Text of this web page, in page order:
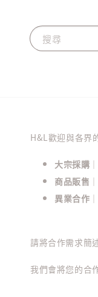
搜尋
H&L歡迎與各界
大宗採購
商品販售
異業合作
請將合作需求簡
我們會將您的合